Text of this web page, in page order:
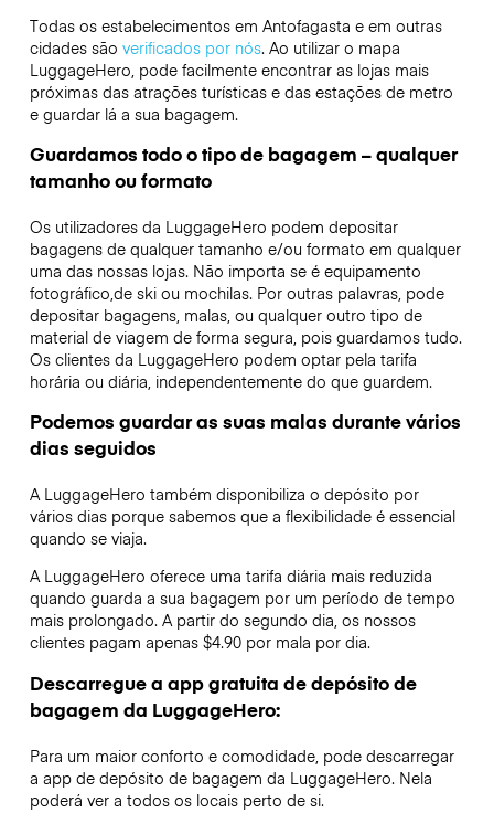
Todas os estabelecimentos em Antofagasta e em outras
cidades são verificados por nós. Ao utilizar o mapa
LuggageHero, pode facilmente encontrar as lojas mais
próximas das atrações turísticas e das estações de metro
e guardar lá a sua bagagem.
Guardamos todo o tipo de bagagem – qualquer
tamanho ou formato
Os utilizadores da LuggageHero podem depositar
bagagens de qualquer tamanho e/ou formato em qualquer
uma das nossas lojas. Não importa se é equipamento
fotográfico,de ski ou mochilas. Por outras palavras, pode
depositar bagagens, malas, ou qualquer outro tipo de
material de viagem de forma segura, pois guardamos tudo.
Os clientes da LuggageHero podem optar pela tarifa
horária ou diária, independentemente do que guardem.
Podemos guardar as suas malas durante vários
dias seguidos
A LuggageHero também disponibiliza o depósito por
vários dias porque sabemos que a flexibilidade é essencial
quando se viaja.
A LuggageHero oferece uma tarifa diária mais reduzida
quando guarda a sua bagagem por um período de tempo
mais prolongado. A partir do segundo dia, os nossos
clientes pagam apenas $4.90 por mala por dia.
Descarregue a app gratuita de depósito de
bagagem da LuggageHero:
Para um maior conforto e comodidade, pode descarregar
a app de depósito de bagagem da LuggageHero. Nela
poderá ver a todos os locais perto de si.